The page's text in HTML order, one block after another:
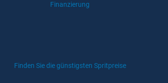
Finanzierung
Finden Sie die günstigsten Spritpreise